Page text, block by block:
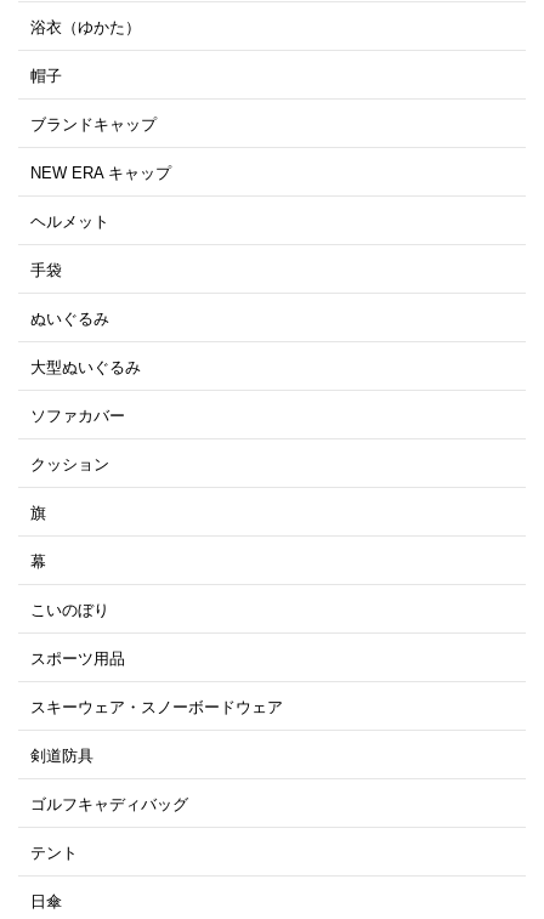
浴衣（ゆかた）
帽子
ブランドキャップ
NEW ERA キャップ
ヘルメット
手袋
ぬいぐるみ
大型ぬいぐるみ
ソファカバー
クッション
旗
幕
こいのぼり
スポーツ用品
スキーウェア・スノーボードウェア
剣道防具
ゴルフキャディバッグ
テント
日傘